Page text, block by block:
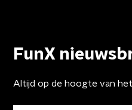
FunX
Altijd op de hoogte van